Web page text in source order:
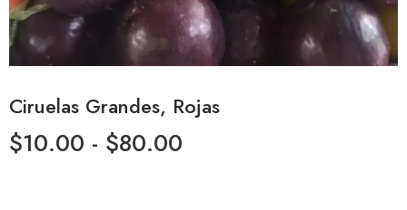
Ciruelas Grandes, Rojas
$10.00 - $80.00